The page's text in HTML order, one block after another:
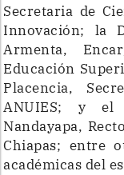
Secretaria de
Innovación; la
Armenta,
Educación
Placencia,
ANUIES; y el
Nandayapa,
Chiapas; entre
académicas del